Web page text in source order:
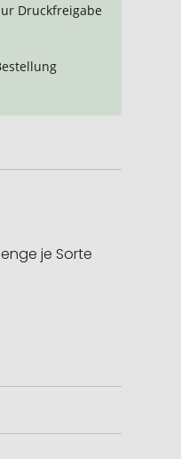
Druckfreigabe
je Sorte